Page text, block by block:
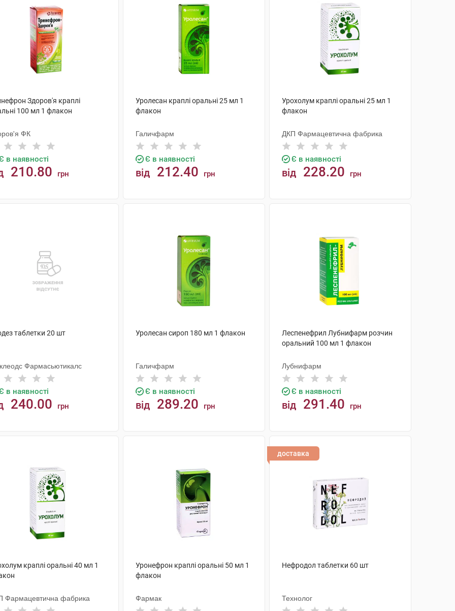
Здоров'я краплі
100 мл 1 флакон
ФК
в наявності
210.80 грн
Уролесан краплі оральні 25 мл 1
флакон
Галичфарм
Є в наявності
від 212.40 грн
Урохолум краплі оральні 25 мл 1
флакон
ДКП Фармацевтична фабрика
Є в наявності
від 228.20 грн
таблетки 20 шт
Фармасьютикалс
в наявності
240.00 грн
Уролесан сироп 180 мл 1 флакон
Галичфарм
Є в наявності
від 289.20 грн
Леспенефрил Лубнифарм розчин
оральний 100 мл 1 флакон
Лубнифарм
Є в наявності
від 291.40 грн
краплі оральні 40 мл 1
Фармацевтична фабрика
Уронефрон краплі оральні 50 мл 1
флакон
Фармак
доставка
Нефродол таблетки 60 шт
Технолог